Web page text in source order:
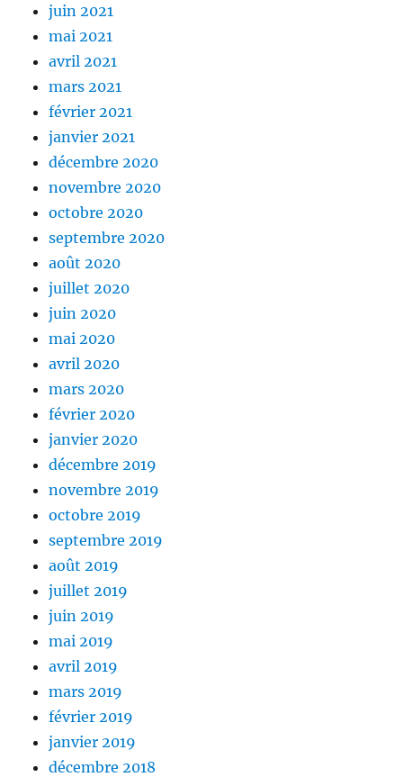
juin 2021
mai 2021
avril 2021
mars 2021
février 2021
janvier 2021
décembre 2020
novembre 2020
octobre 2020
septembre 2020
août 2020
juillet 2020
juin 2020
mai 2020
avril 2020
mars 2020
février 2020
janvier 2020
décembre 2019
novembre 2019
octobre 2019
septembre 2019
août 2019
juillet 2019
juin 2019
mai 2019
avril 2019
mars 2019
février 2019
janvier 2019
décembre 2018